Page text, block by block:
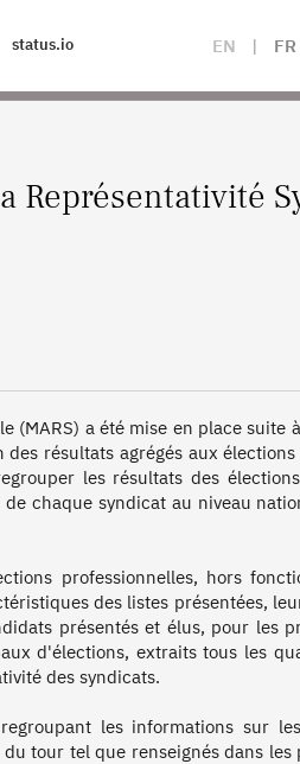
status.io EN | FR
Représentativité
(MARS) a été mise en place suite
résultats agrégés aux
les résultats des
chaque syndicat au niveau
professionnelles, hors
des listes présentées,
présentés et élus, pour les
d'élections, extraits tous les
des syndicats.
les informations sur
tour tel que renseignés dans les